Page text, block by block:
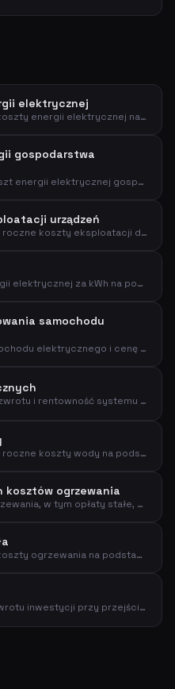
elektrycznej
Oblicz miesięczne i roczne koszty energii elektrycznej na podstawie zużycia i ceny za kWh.
gospodarstwa
Oszacuj roczne zużycie i koszt energii elektrycznej gospodarstwa domowego na podstawie wielkości rodziny, domu i urządzeń.
urządzeń
Oblicz dzienne, miesięczne i roczne koszty eksploatacji dowolnego urządzenia elektrycznego.
Oblicz efektywną cenę energii elektrycznej za kWh na podstawie całkowitego rachunku i zużycia.
samochodu
Oblicz koszt ładowania samochodu elektrycznego i cenę za przejechany kilometr.
Oblicz oszczędności, okres zwrotu i rentowność systemu paneli słonecznych.
Oblicz dzienne, miesięczne i roczne koszty wody na podstawie wielkości gospodarstwa domowego i zużycia.
kosztów ogrzewania
Oblicz miesięczny koszt ogrzewania, w tym opłaty stałe, na podstawie rocznego zużycia.
Oblicz roczne i miesięczne koszty ogrzewania na podstawie wielkości domu i zużycia energii na metr kwadratowy.
Oblicz oszczędności i czas zwrotu inwestycji przy przejściu na pompę ciepła.